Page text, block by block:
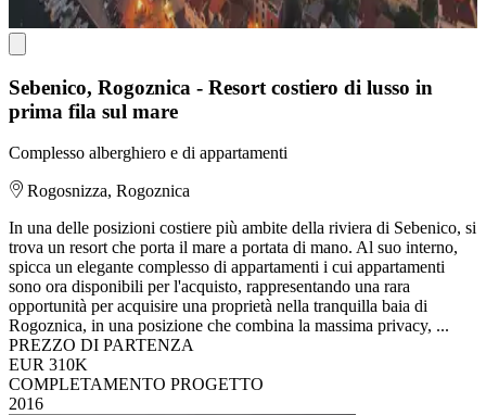
Sebenico, Rogoznica - Resort costiero di lusso in
prima fila sul mare
Complesso alberghiero e di appartamenti
Rogosnizza, Rogoznica
In una delle posizioni costiere più ambite della riviera di Sebenico, si
trova un resort che porta il mare a portata di mano. Al suo interno,
spicca un elegante complesso di appartamenti i cui appartamenti
sono ora disponibili per l'acquisto, rappresentando una rara
opportunità per acquisire una proprietà nella tranquilla baia di
Rogoznica, in una posizione che combina la massima privacy, ...
PREZZO DI PARTENZA
EUR 310K
COMPLETAMENTO PROGETTO
2016